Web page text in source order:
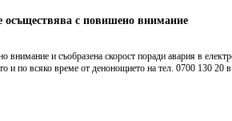
с повишено внимание
и съобразена скорост поради авария в
и по всяко време от денонощието на тел. 0700 130